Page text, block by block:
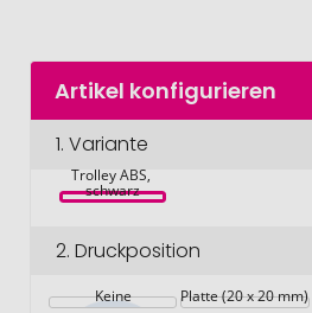
Artikel konfigurieren
1.Variante
CITY 20"
Trolley ABS,
schwarz
2.Druckposition
Keine Platte (20 x 20 mm)